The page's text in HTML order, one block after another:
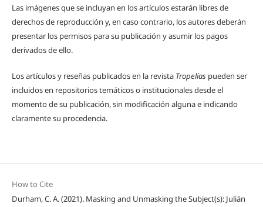
Las imágenes que se incluyan en los artículos estarán libres de
derechos de reproducción y, en caso contrario, los autores deberán
presentar los permisos para su publicación y asumir los pagos
derivados de ello.
Los artículos y reseñas publicados en la revista Tropelíaspueden ser
incluidos en repositorios temáticos o institucionales desde el
momento de su publicación, sin modificación alguna e indicando
claramente su procedencia.
How to Cite
Durham, C. A. (2021). Masking and Unmasking the Subject(s): Julián